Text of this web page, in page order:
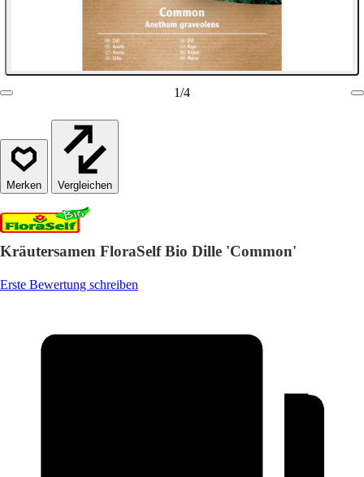
1/4
Vergleichen
Kräutersamen FloraSelf Bio Dille 'Common'
Erste Bewertung schreiben